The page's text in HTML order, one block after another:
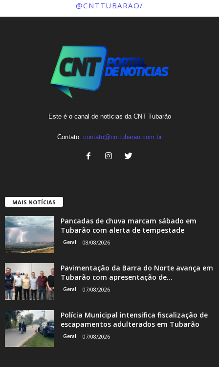
@CNTTUBARAO/
Este é o canal de notícias da CNT Tubarão
Contato: contato@cnttubarao.com.br
MAIS NOTÍCIAS
Pancadas de chuva marcam sábado em
Tubarão com alerta de tempestade
Geral 08/08/2026
Pavimentação da Barra do Norte avança em
Tubarão com apresentação de...
Geral 07/08/2026
Polícia Municipal intensifica fiscalização de
escapamentos adulterados em Tubarão
Geral 07/08/2026